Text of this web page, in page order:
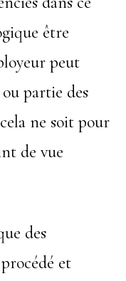
être
peut
partie des
ne soit pour
de vue
des
et